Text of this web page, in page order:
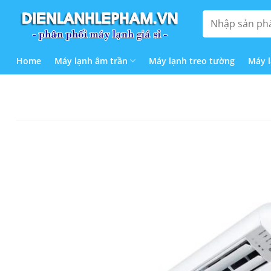
kiếm:
Home Máy lạnh âm trần Máy lạnh treo tường Máy